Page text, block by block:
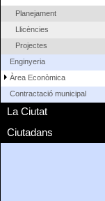
Planejament
Llicències
Projectes
Enginyeria
Àrea Econòmica
Contractació municipal
La Ciutat
Ciutadans